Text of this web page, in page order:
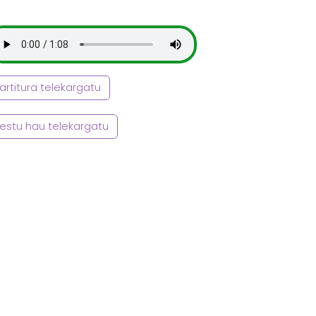
telekargatu
hau telekargatu